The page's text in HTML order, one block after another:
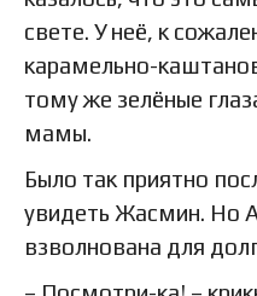
свете. У неё, к
карамельно-
тому же зелёные
мамы.
Было так приятно
увидеть Жасмин. Но
взволнована для